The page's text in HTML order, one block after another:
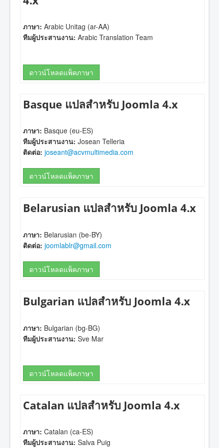
ภาษา: Arabic Unitag (ar-AA)
ทีมผู้ประสานงาน: Arabic Translation Team
ดาวน์โหลดแพ็คภาษา
Basque แปลสำหรับ Joomla 4.x
ภาษา: Basque (eu-ES)
ทีมผู้ประสานงาน: Josean Telleria
ติดต่อ: joseant@acvmultimedia.com
ดาวน์โหลดแพ็คภาษา
Belarusian แปลสำหรับ Joomla 4.x
ภาษา: Belarusian (be-BY)
ติดต่อ: joomlablr@gmail.com
ดาวน์โหลดแพ็คภาษา
Bulgarian แปลสำหรับ Joomla 4.x
ภาษา: Bulgarian (bg-BG)
ทีมผู้ประสานงาน: Sve Mar
ดาวน์โหลดแพ็คภาษา
Catalan แปลสำหรับ Joomla 4.x
ภาษา: Catalan (ca-ES)
ทีมผู้ประสานงาน: Salva Puig